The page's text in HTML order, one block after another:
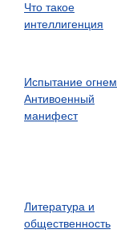
Что такое
интеллигенция
Испытание огнем.
Антивоенный
манифест
Литература и
общественность